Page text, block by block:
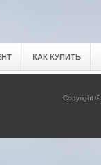
КАК КУПИТЬ
Copyright